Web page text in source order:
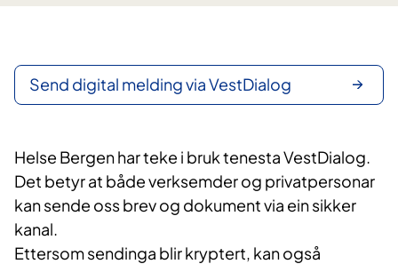
Send digital melding via VestDialog
Helse Bergen har teke i bruk tenesta VestDialog.
Det betyr at både verksemder og privatpersonar
kan sende oss brev og dokument via ein sikker
kanal.
Ettersom sendinga blir kryptert, kan også